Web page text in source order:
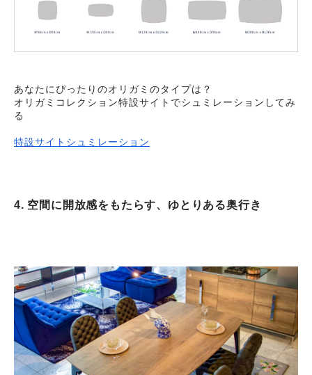
あなたにぴったりのオリガミのタイプは？
オリガミコレクション特設サイトでシュミレーションしてみ
る
特設サイトシュミレーション
4. 空間に開放感をもたらす、ゆとりある奥行き